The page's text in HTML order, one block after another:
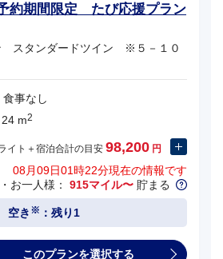
約期間限定 たび応援プラン
タンダードツイン ※５－１０
食事なし
m2
イト＋宿泊合計の目安 98,200 円
08月09日01時22分現在の情報です
お一人様： 915マイル〜 貯まる
空き ※ ：残り1